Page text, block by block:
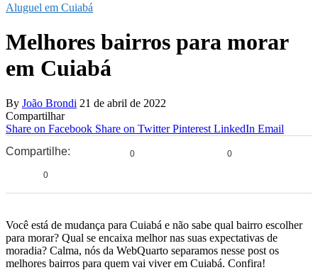
Aluguel em Cuiabá
Melhores bairros para morar
em Cuiabá
By João Brondi 21 de abril de 2022
Compartilhar
Share on Facebook Share on Twitter Pinterest LinkedIn Email
Compartilhe:
0 0
0
Você está de mudança para Cuiabá e não sabe qual bairro escolher
para morar? Qual se encaixa melhor nas suas expectativas de
moradia? Calma, nós da WebQuarto separamos nesse post os
melhores bairros para quem vai viver em Cuiabá. Confira!